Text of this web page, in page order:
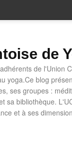
de
de l'Union
yoga.Ce blog
ses groupes :
sa bibliothèque.
et à ses